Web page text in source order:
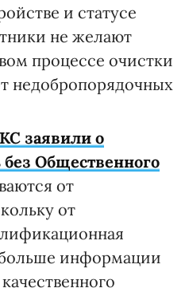
и статусе
не желают
процессе очистки
недобропорядочных
заявили о
без Общественного
от
от
информации